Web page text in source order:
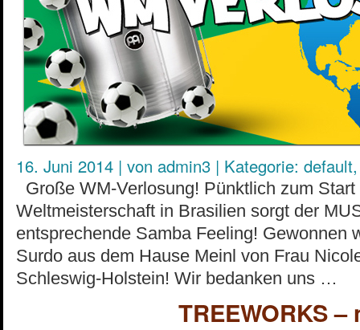
16. Juni 2014 | von admin3 | Kategorie: default
Große WM-Verlosung! Pünktlich zum
Weltmeisterschaft in Brasilien sorgt der
entsprechende Samba Feeling! Gewonnen
Surdo aus dem Hause Meinl von Frau
Schleswig-Holstein! Wir bedanken uns …
TREEWORKS